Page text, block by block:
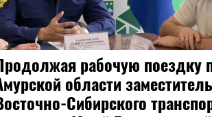
Жительница Амурской
забила мужчину скалкой после
ссоры